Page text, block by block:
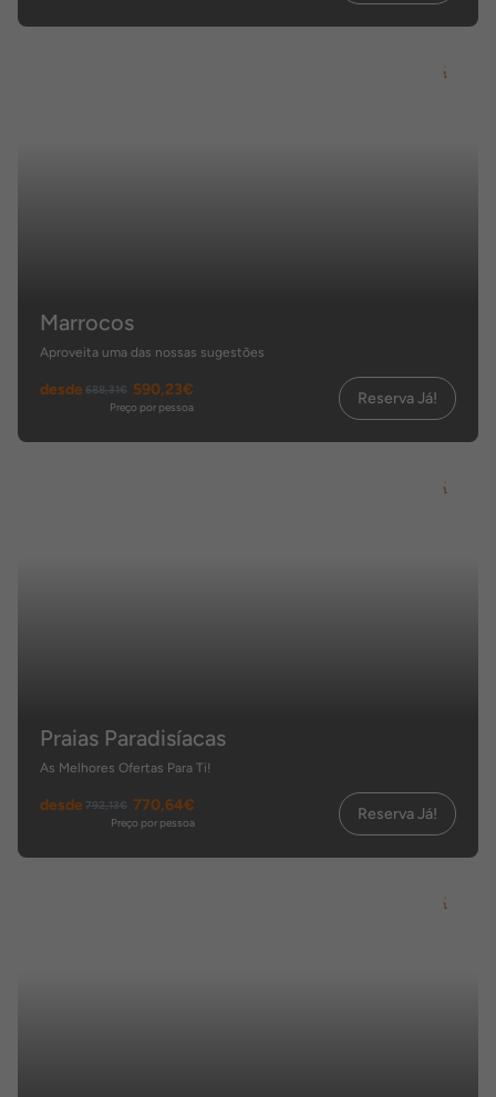
Marrocos
Aproveita uma das nossas sugestões
desde 688,31€ 590,23€
Preço por pessoa Reserva Já!
Praias Paradisíacas
As Melhores Ofertas Para Ti!
desde 792,13€ 770,64€
Preço por pessoa Reserva Já!